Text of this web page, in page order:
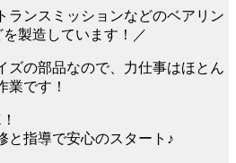
ランスミッションなどのベアリン
製造しています！／
ズの部品なので、力仕事はほとん
業です！
指導で安心のスタート♪